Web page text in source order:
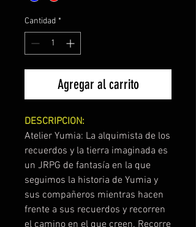
Cantidad *
Agregar al carrito
DESCRIPCION:
Atelier Yumia: La alquimista de los
recuerdos y la tierra imaginada es
un JRPG de fantasía en la que
seguimos la historia de Yumia y
sus compañeros mientras hacen
frente a sus recuerdos y recorren
el camino en el que creen. Recorre